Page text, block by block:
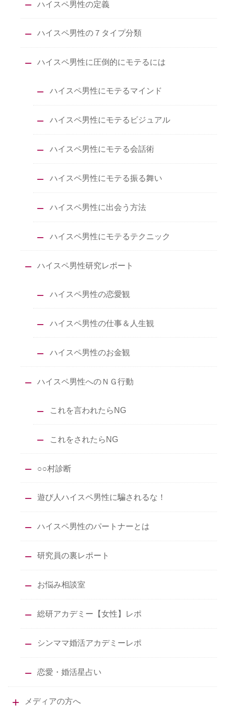
ハイスペ男性の定義
ハイスペ男性の７タイプ分類
ハイスペ男性に圧倒的にモテるには
ハイスペ男性にモテるマインド
ハイスペ男性にモテるビジュアル
ハイスペ男性にモテる会話術
ハイスペ男性にモテる振る舞い
ハイスペ男性に出会う方法
ハイスペ男性にモテるテクニック
ハイスペ男性研究レポート
ハイスペ男性の恋愛観
ハイスペ男性の仕事＆人生観
ハイスペ男性のお金観
ハイスペ男性へのＮＧ行動
これを言われたらNG
これをされたらNG
○○村診断
遊び人ハイスペ男性に騙されるな！
ハイスペ男性のパートナーとは
研究員の裏レポート
お悩み相談室
総研アカデミー【女性】レポ
シンママ婚活アカデミーレポ
恋愛・婚活星占い
メディアの方へ